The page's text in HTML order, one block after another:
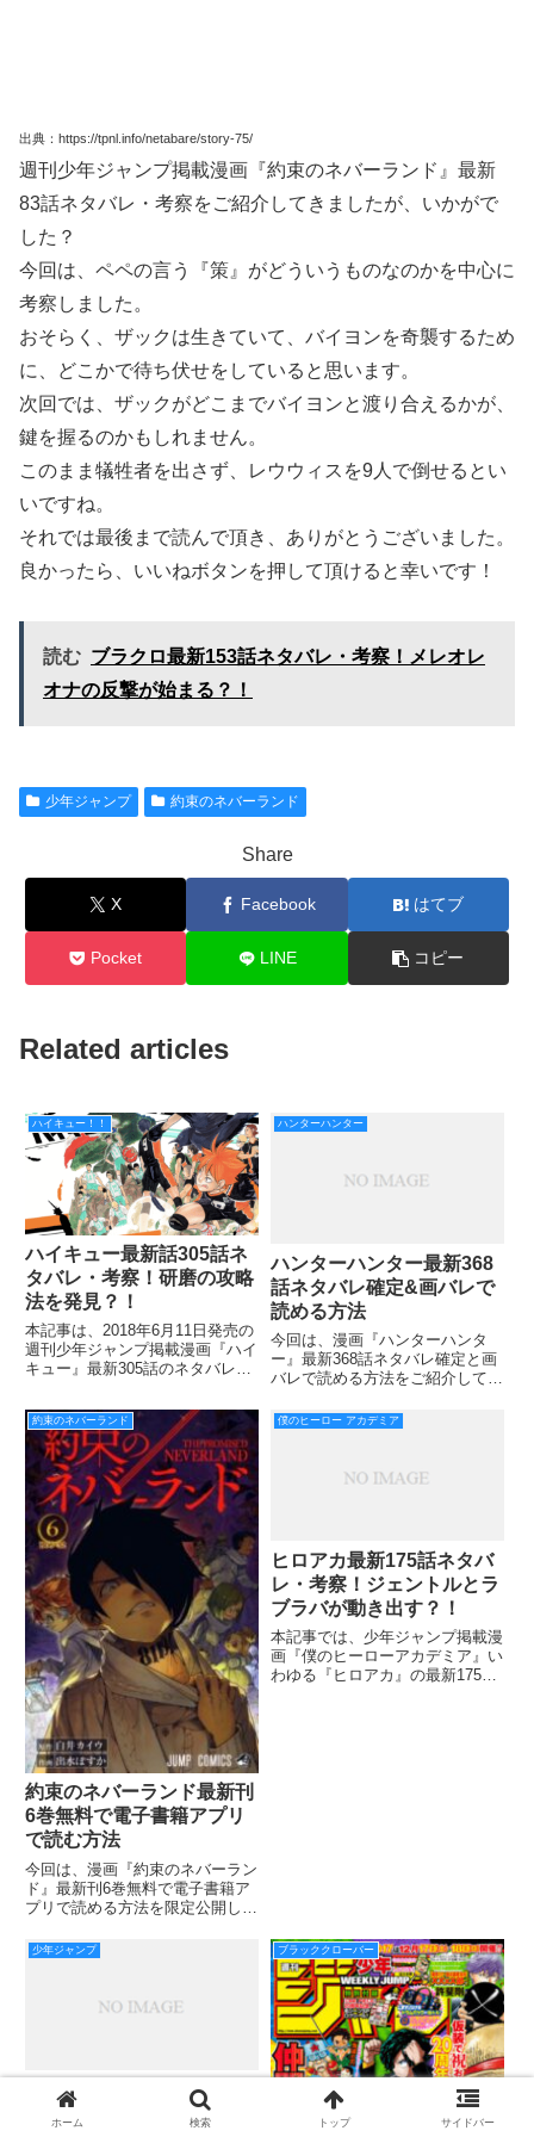
出典：https://tpnl.info/netabare/story-75/
週刊少年ジャンプ掲載漫画『約束のネバーランド』最新
83話ネタバレ・考察をご紹介してきましたが、いかがで
した？
今回は、ペペの言う『策』がどういうものなのかを中心に
考察しました。
おそらく、ザックは生きていて、バイヨンを奇襲するため
に、どこかで待ち伏せをしていると思います。
次回では、ザックがどこまでバイヨンと渡り合えるかが、
鍵を握るのかもしれません。
このまま犠牲者を出さず、レウウィスを9人で倒せるとい
いですね。
それでは最後まで読んで頂き、ありがとうございました。
良かったら、いいねボタンを押して頂けると幸いです！
読む ブラクロ最新153話ネタバレ・考察！メレオレ
オナの反撃が始まる？！
少年ジャンプ 約束のネバーランド
Share
X Facebook はてブ
Pocket LINE コピー
Related articles
ハイキュー！！
ハイキュー最新話305話ネ
タバレ・考察！研磨の攻略
法を発見？！
本記事は、2018年6月11日発売の
週刊少年ジャンプ掲載漫画『ハイ
キュー』最新305話のネタバレ・
回304話では、音駒に第一セット
を先取されてしまいましたね。
烏野はシンクロ攻撃を連続で拾わ
れた上に、ミスを連発
ハンターハンター
ハンターハンター最新368
話ネタバレ確定&画バレで
読める方法
今回は、漫画『ハンターハンタ
ー』最新368話ネタバレ確定と画
バレで読める方法をご紹介してい
ピカが「絶対時間(エンペラータ
た。 第五王子の兵隊が来る
約束のネバーランド
約束のネバーランド最新刊
6巻無料で電子書籍アプリ
で読む方法
今回は、漫画『約束のネバーラン
ド』最新刊6巻無料で電子書籍ア
プリで読める方法を限定公開して
作）、出水ぽすか（作画）による
日本の漫画作品。 『週刊少年ジ
より連載中です。 略称はネバ、
僕のヒーロー アカデミア
ヒロアカ最新175話ネタバ
レ・考察！ジェントルとラ
ブラバが動き出す？！
本記事では、少年ジャンプ掲載漫
画『僕のヒーローアカデミア』い
わゆる『ヒロアカ』の最新175話
少年ジャンプ
【銀魂】最新670ネタバ
レ・感想！万事屋解散？！
ブラッククローバー
ホーム 検索 トップ サイドバー